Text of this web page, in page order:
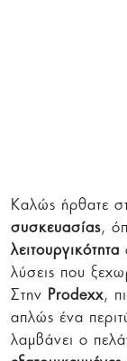
Καλώς ήρθατε
συσκευασίας,
λειτουργικότητα
λύσεις που
Στην
Prodexx,
απλώς ένα
λαμβάνει ο